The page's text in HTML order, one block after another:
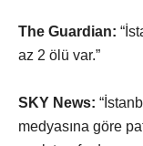
The Guardian:
az 2 ölü var.”
SKY News:
medyasına göre